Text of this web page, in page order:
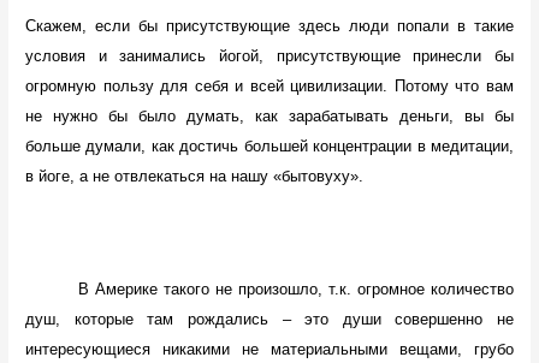
Скажем, если бы присутствующие здесь люди попали в такие
условия и занимались йогой, присутствующие принесли бы
огромную пользу для себя и всей цивилизации. Потому что вам
не нужно бы было думать, как зарабатывать деньги, вы бы
больше думали, как достичь большей концентрации в медитации,
в йоге, а не отвлекаться на нашу «бытовуху».
В Америке такого не произошло, т.к. огромное количество
душ, которые там рождались – это души совершенно не
интересующиеся никакими не материальными вещами, грубо